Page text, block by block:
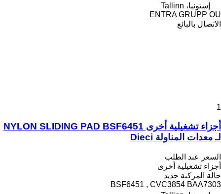
إستونيا، Tallinn
ENTRA GRUPP OU
الاتصال بالبائع
1
أجزاء تشغيلية أخرى NYLON SLIDING PAD BSF6451
لـ معدات المناولة Dieci
السعر عند الطلب
أجزاء تشغيلية أخرى
حالة المركبة جديد
BSF6451 , CVC3854 BAA7303